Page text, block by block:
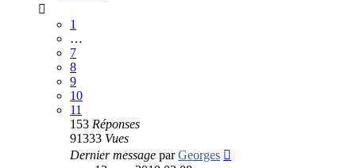
1
…
7
8
9
10
11
153 Réponses
91333 Vues
Dernier message parGeorges